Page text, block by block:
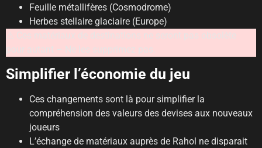
Feuille métallifères (Cosmodrome)
Herbes stellaire glaciaire (Europe)
⚠︎ Ces matériaux de destinations ne seront pas obsolète
pour autant – Ne les supprimez pas.
Simplifier l’économie du jeu
Ces changements sont là pour simplifier la
compréhension des valeurs des devises aux nouveaux
joueurs
L’échange de matériaux auprès de Rahol ne disparait